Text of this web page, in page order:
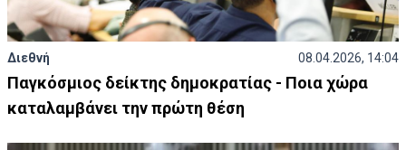
Διεθνή 08.04.2026, 14:04
Παγκόσμιος δείκτης δημοκρατίας - Ποια χώρα
καταλαμβάνει την πρώτη θέση